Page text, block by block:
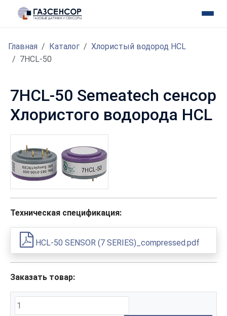
Главная Каталог
Хлористый водород HCL
7HCL-50
7HCL-50 Semeatech сенсор
Хлористого водорода HCL
Техническая спецификация:
HCL-50 SENSOR (7 SERIES)_compressed.pdf
Заказать товар: